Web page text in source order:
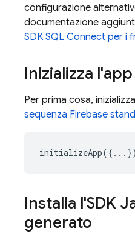
configurazione
documentazione
SDK SQL Connect per i
Inizializza l'app
Per prima cosa,
sequenza Firebase
initializeApp
Installa l'SDK
generato